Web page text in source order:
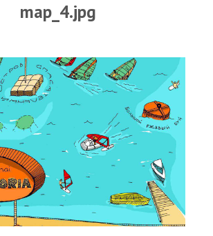
Виртуальный тур Ганет Синай
Дахаб
ВиндСерфКидс
Новости
Медиа
Медиа архив
Фотки
map_4.jpg